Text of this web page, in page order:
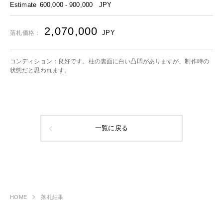
Estimate 600,000 - 900,000 JPY
落札価格： 2,070,000 JPY
コンディション：良好です。柱の裏面に白い凸凹がありますが、制作時の
状態だと思われます。
一覧に戻る
HOME 落札結果